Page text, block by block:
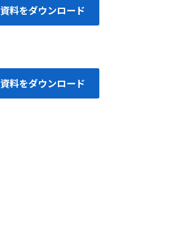
資料をダウンロード
資料をダウンロード